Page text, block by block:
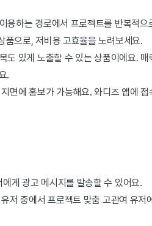
용하는 경로에서 프로젝트를 반복적
품으로, 저비용 고효율을 노려보세요.
도 있게 노출할 수 있는 상품이에요.
.
면에 홍보가 가능해요. 와디즈 앱에
게 광고 메시지를 발송할 수 있어요.
저 중에서 프로젝트 맞춤 고관여 유저